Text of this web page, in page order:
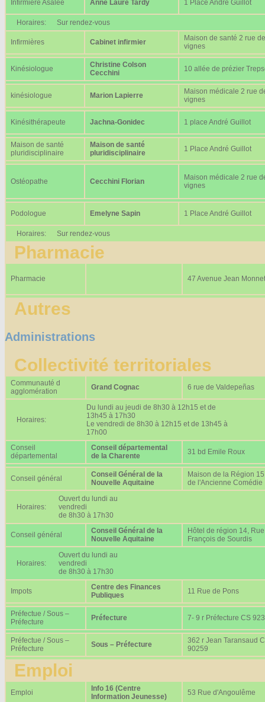
Infirmière Asalée Anne Laure Tardy 1 Place André Guillot
Horaires: Sur rendez-vous
Infirmières Cabinet infirmier
Maison de santé 2 rue
vignes
Kinésiologue
Christine Colson
Cecchini
10 allée de prézier
kinésiologue Marion Lapierre
Maison médicale 2 rue
vignes
Kinésithérapeute Jachna-Gonidec 1 place André Guillot
Maison de santé
pluridisciplinaire
Maison de santé
pluridisciplinaire
1 Place André Guillot
Ostéopathe Cecchini Florian
Maison médicale 2 rue
vignes
Podologue Emelyne Sapin 1 Place André Guillot
Horaires: Sur rendez-vous
Pharmacie
Pharmacie 47 Avenue Jean Monnet
Autres
Administrations
Collectivité territoriales
Communauté d
agglomération
Grand Cognac 6 rue de Valdepeñas
Horaires:
Du lundi au jeudi de 8h30 à 12h15 et de
13h45 à 17h30
Le vendredi de 8h30 à 12h15 et de 13h45 à
17h00
Conseil
départemental
Conseil départemental
de la Charente
31 bd Emile Roux
Conseil général
Conseil Général de la
Nouvelle Aquitaine
Maison de la Région
de l'Ancienne Comédie
Horaires:
Ouvert du lundi au
vendredi
de 8h30 à 17h30
Conseil général
Conseil Général de la
Nouvelle Aquitaine
Hôtel de région 14, Rue
François de Sourdis
Horaires:
Ouvert du lundi au
vendredi
de 8h30 à 17h30
Impots
Centre des Finances
Publiques
11 Rue de Pons
Préfectue / Sous –
Préfecture
Préfecture 7- 9 r Préfecture CS
Préfectue / Sous –
Préfecture
Sous – Préfecture
362 r Jean Taransaud
90259
Emploi
Emploi
Info 16 (Centre
Information Jeunesse)
53 Rue d'Angoulême